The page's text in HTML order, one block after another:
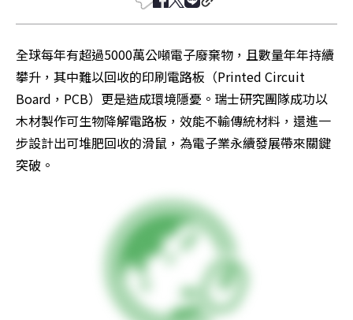
全球每年有超過5000萬公噸電子廢棄物，且數量年年持續
攀升，其中難以回收的印刷電路板（Printed Circuit
Board，PCB）更是造成環境隱憂。瑞士研究團隊成功以
木材製作可生物降解電路板，效能不輸傳統材料，還進一
步設計出可堆肥回收的滑鼠，為電子業永續發展帶來關鍵
突破。